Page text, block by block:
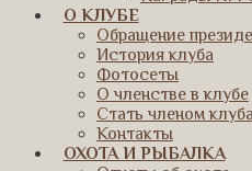
О КЛУБЕ
Обращение
История клуба
Фотосеты
О членстве в клубе
Стать членом клуба
Контакты
ОХОТА И РЫБАЛКА